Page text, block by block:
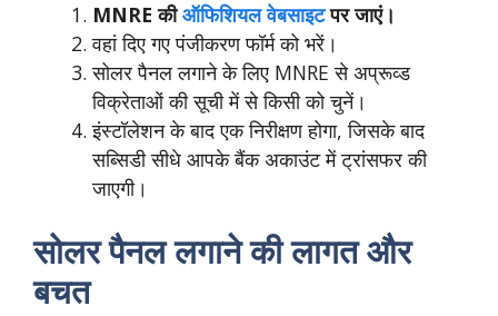
MNRE कीऑफिशियल वेबसाइटपर जाएं।
वहां दिए गए पंजीकरण फॉर्म को भरें।
सोलर पैनल लगाने के लिए MNRE से अप्रूव्ड
विक्रेताओं की सूची में से किसी को चुनें।
इंस्टॉलेशन के बाद एक निरीक्षण होगा, जिसके बाद
सब्सिडी सीधे आपके बैंक अकाउंट में ट्रांसफर की
जाएगी।
सोलर पैनल लगाने की लागत और
बचत